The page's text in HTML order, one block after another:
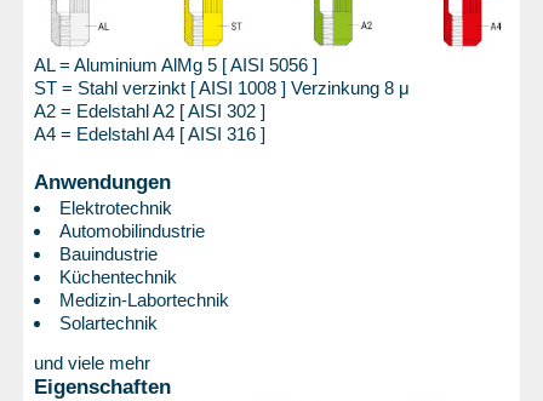
AL = Aluminium AlMg 5 [ AISI 5056 ]
ST = Stahl verzinkt [ AISI 1008 ] Verzinkung 8 μ
A2 = Edelstahl A2 [ AISI 302 ]
A4 = Edelstahl A4 [ AISI 316 ]
Anwendungen
Elektrotechnik
Automobilindustrie
Bauindustrie
Küchentechnik
Medizin-Labortechnik
Solartechnik
und viele mehr
Eigenschaften